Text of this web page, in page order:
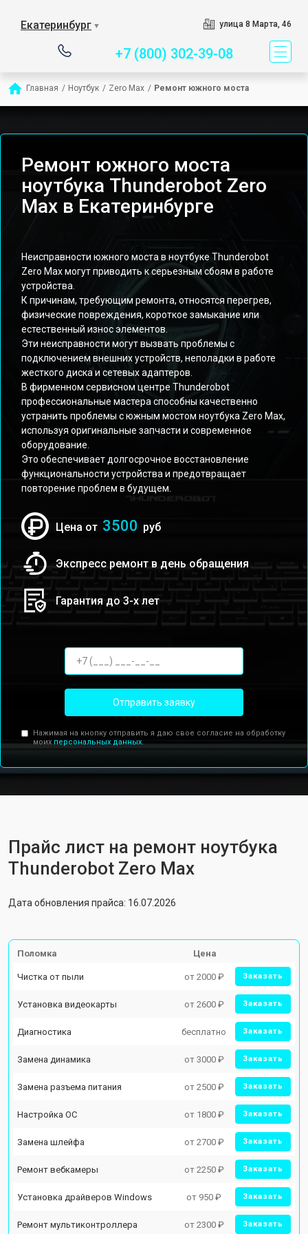
Екатеринбург ▼ улица 8 Марта, 46
+7 (800) 302-39-08
Главная / Ноутбук / Zero Max / Ремонт южного моста
Ремонт южного моста
ноутбука Thunderobot Zero
Max в Екатеринбурге
Неисправности южного моста в ноутбуке Thunderobot
Zero Max могут приводить к серьезным сбоям в работе
устройства.
К причинам, требующим ремонта, относятся перегрев,
физические повреждения, короткое замыкание или
естественный износ элементов.
Эти неисправности могут вызвать проблемы с
подключением внешних устройств, неполадки в работе
жесткого диска и сетевых адаптеров.
В фирменном сервисном центре Thunderobot
профессиональные мастера способны качественно
устранить проблемы с южным мостом ноутбука Zero Max,
используя оригинальные запчасти и современное
оборудование.
Это обеспечивает долгосрочное восстановление
функциональности устройства и предотвращает
повторение проблем в будущем.
Цена от 3500 руб
Экспресс ремонт в день обращения
Гарантия до 3-х лет
Отправить заявку
Нажимая на кнопку отправить я даю свое согласие на обработку
моихперсональных данных.
Прайс лист на ремонт ноутбука
Thunderobot Zero Max
Дата обновления прайса: 16.07.2026
Поломка Цена
Чистка от пыли от 2000 ₽ Заказать
Установка видеокарты от 2600 ₽ Заказать
Диагностика бесплатно Заказать
Замена динамика от 3000 ₽ Заказать
Замена разъема питания от 2500 ₽ Заказать
Настройка ОС от 1800 ₽ Заказать
Замена шлейфа от 2700 ₽ Заказать
Ремонт вебкамеры от 2250 ₽ Заказать
Установка драйверов Windows от 950 ₽ Заказать
Ремонт мультиконтроллера от 2300 ₽ Заказать